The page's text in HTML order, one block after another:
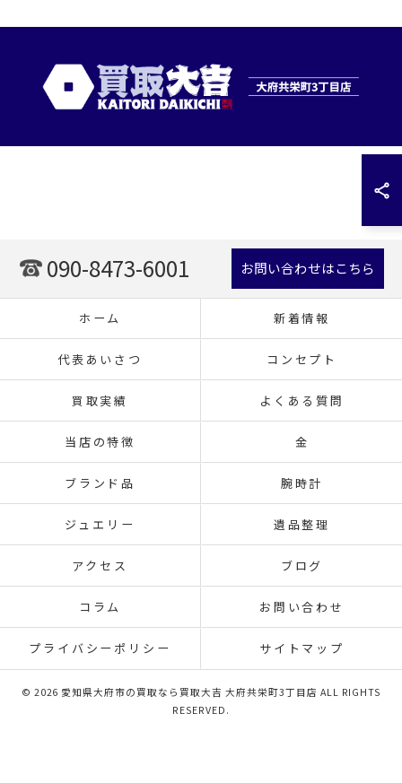
090-8473-6001 お問い合わせはこちら
ホーム 新着情報
代表あいさつ コンセプト
買取実績 よくある質問
当店の特徴 金
ブランド品 腕時計
ジュエリー 遺品整理
アクセス ブログ
コラム お問い合わせ
プライバシーポリシー サイトマップ
© 2026 愛知県大府市の買取なら買取大吉 大府共栄町3丁目店 ALL RIGHTS
RESERVED.